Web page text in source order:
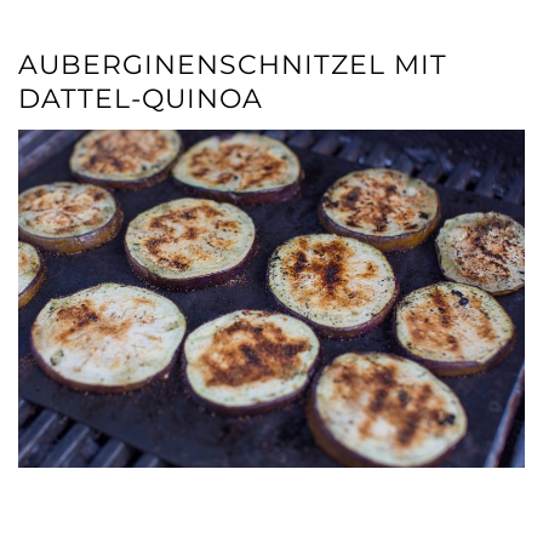
AUBERGINENSCHNITZEL MIT
DATTEL-QUINOA